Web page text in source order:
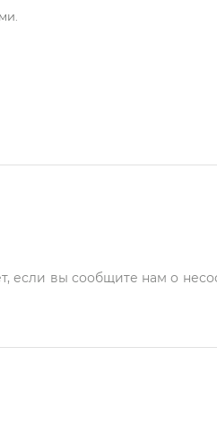
если вы сообщите нам о